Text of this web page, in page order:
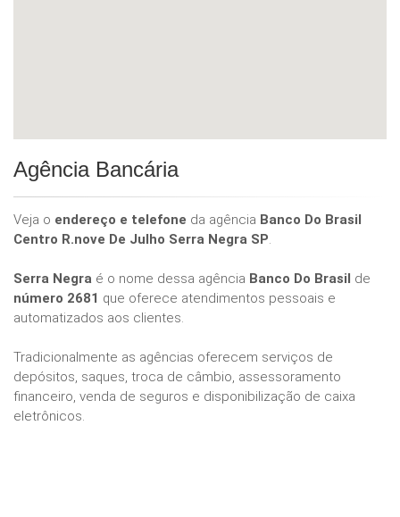
Agência Bancária
Veja o endereço e telefone da agência Banco Do Brasil
Centro R.nove De Julho Serra Negra SP.
Serra Negra é o nome dessa agência Banco Do Brasil de
número 2681 que oferece atendimentos pessoais e
automatizados aos clientes.
Tradicionalmente as agências oferecem serviços de
depósitos, saques, troca de câmbio, assessoramento
financeiro, venda de seguros e disponibilização de caixa
eletrônicos.